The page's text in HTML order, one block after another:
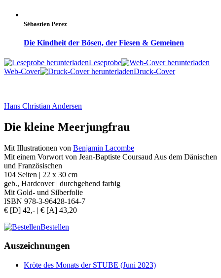
Sébastien Perez
Die Kindheit der Bösen, der Fiesen & Gemeinen
Leseprobe
Web-Cover
Druck-Cover
Hans Christian Andersen
Die kleine Meerjungfrau
Mit Illustrationen von Benjamin Lacombe
Mit einem Vorwort von Jean-Baptiste Coursaud Aus dem Dänischen
und Französischen
104 Seiten | 22 x 30 cm
geb., Hardcover | durchgehend farbig
Mit Gold- und Silberfolie
ISBN 978-3-96428-164-7
€ [D] 42,- | € [A] 43,20
Bestellen
Auszeichnungen
Kröte des Monats der STUBE (Juni 2023)